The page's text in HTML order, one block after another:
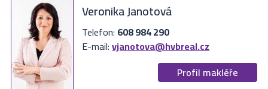
Veronika Janotová
Telefon: 608 984 290
E-mail:vjanotova@hvbreal.cz
Profil makléře